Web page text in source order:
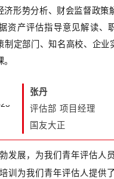
济形势分析、财会监督政策
资产评估指导意见解读、
制定部门、知名高校、企业
张丹
评估部 项目经理
国友大正
发展，为我们青年评估人
训为我们青年评估人提供